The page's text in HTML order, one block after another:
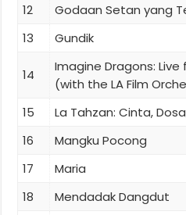
12
Godaan Setan yang
13
Gundik
14
Imagine Dragons:
(with the LA Film
15
La Tahzan: Cinta,
16
Mangku Pocong
17
Maria
18
Mendadak Dangdut